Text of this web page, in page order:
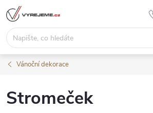
Přejít
na
obsah
Vánoční dekorace
Stromeček